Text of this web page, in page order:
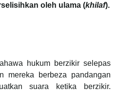
oleh ulama (khilaf).
hukum berzikir selepas
mereka berbeza pandangan
suara ketika berzikir.